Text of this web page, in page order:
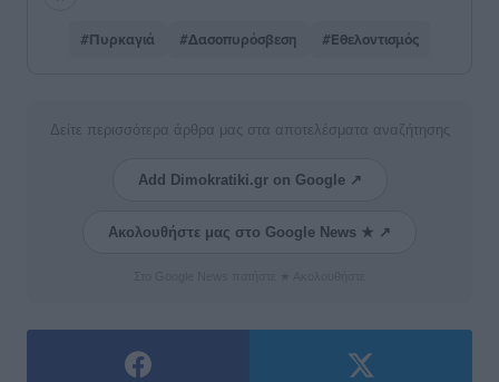
#Πυρκαγιά #Δασοπυρόσβεση #Εθελοντισμός
Δείτε περισσότερα άρθρα μας στα αποτελέσματα αναζήτησης
Add Dimokratiki.gr on Google ↗
Ακολουθήστε μας στο Google News ★ ↗